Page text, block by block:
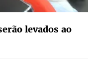
levados ao